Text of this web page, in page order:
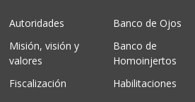
Autoridades
Misión, visión y
valores
Fiscalización
Banco de Ojos
Banco de
Homoinjertos
Habilitaciones